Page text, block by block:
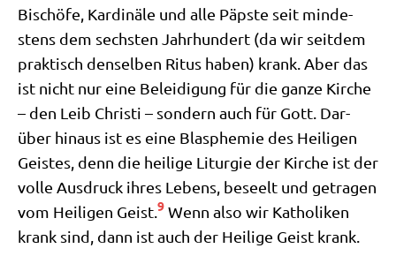
Bischö­fe, Kar­di­nä­le und alle Päp­ste seit min­de­
stens dem sech­sten Jahr­hun­dert (da wir seit­dem
prak­tisch den­sel­ben Ritus haben) krank. Aber das
ist nicht nur eine Belei­di­gung für die gan­ze Kir­che
– den Leib Chri­sti – son­dern auch für Gott. Dar­
über hin­aus ist es eine Blas­phe­mie des Hei­li­gen
Gei­stes, denn die hei­li­ge Lit­ur­gie der Kir­che ist der
vol­le Aus­druck ihres Lebens, beseelt und getra­gen
vom Hei­li­gen Geist.9 Wenn also wir Katho­li­ken
krank sind, dann ist auch der Hei­li­ge Geist krank.